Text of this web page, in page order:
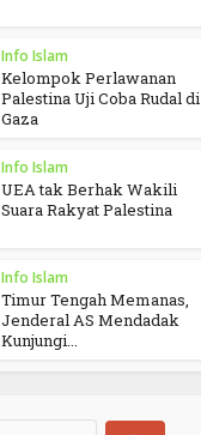
Info Islam
Kelompok Perlawanan
Palestina Uji Coba Rudal di
Gaza
Info Islam
UEA tak Berhak Wakili
Suara Rakyat Palestina
Info Islam
Timur Tengah Memanas,
Jenderal AS Mendadak
Kunjungi...